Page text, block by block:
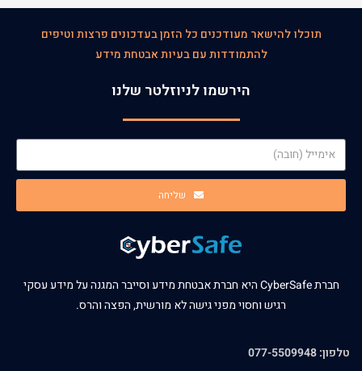
תוכלו להישאר מעודכנים כל הזמן בעדכונים פרצות וטיפים
להתמודדות עם בעיות אבטחת מידע
הירשמו לניוזלטר שלנו
שליחה
חברת CyberSafe היא חברת אבטחת מידע וסייבר המגנה על מידע עסקי
רגיש וחסוי מפני גישה לא מורשית, הפצה והרס.
טלפון: 077-5509948